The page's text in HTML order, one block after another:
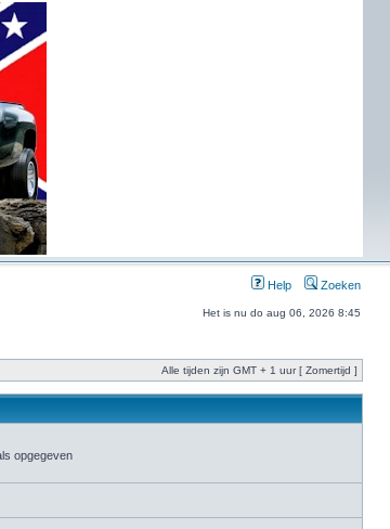
Help Zoeken
Het is nu do aug 06, 2026 8:45
Alle tijden zijn GMT + 1 uur [ Zomertijd ]
opgegeven